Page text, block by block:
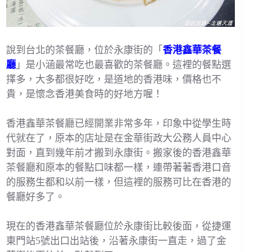
說到台北的茶餐廳，位於永康街的「 香港鑫華茶餐
廳 」是小涵最常吃也最喜歡的茶餐廳。這裡的餐點選
擇多，大多都很好吃，是道地的香港味，價格也不
貴，是懷念香港美食時的好地方喔！
香港鑫華茶餐廳已經開業非常多年，印象中從學生時
代就在了，原本的店址是在金華街政大公務人員中心
對面，直到幾年前才搬到永康街。搬家後的香港鑫華
茶餐廳和原本的餐點口味都一樣，連帶著著香港口音
的服務生都和以前一樣，但這裡的服務可比在香港的
餐廳好多了。
現在的香港鑫華茶餐廳位於永康街比較後面，從捷運
東門站5號出口出站後，沿著永康街一直走，過了金